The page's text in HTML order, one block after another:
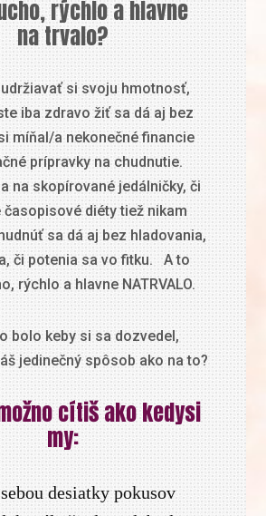
rýchlo a hlavne
na trvalo?
si svoju hmotnosť,
iba zdravo žiť sa dá aj bez
míňal/a nekonečné financie
prípravky na chudnutie.
na skopírované jedálničky, či
časopisové diéty tiež nikam
sa dá aj bez hladovania,
či potenia sa vo fitku. A to
rýchlo a hlavne NATRVALO.
bolo keby si sa dozvedel,
jedinečný spôsob ako na to?
cítiš ako kedysi
my:
desiatky pokusov